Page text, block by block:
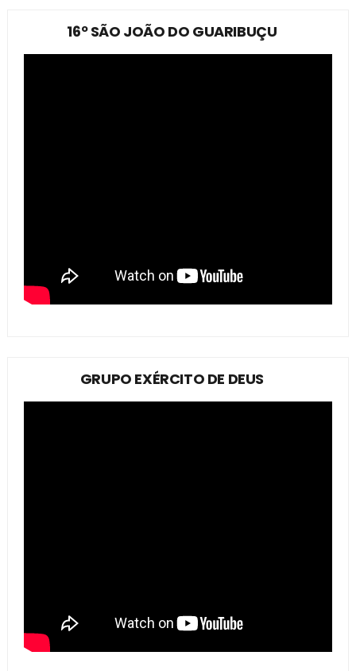
16º SÃO JOÃO DO GUARIBUÇU
GRUPO EXÉRCITO DE DEUS